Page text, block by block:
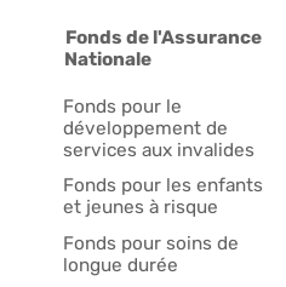
Fonds de l'Assurance
Nationale
Fonds pour le
développement de
services aux invalides
Fonds pour les enfants
et jeunes à risque
Fonds pour soins de
longue durée